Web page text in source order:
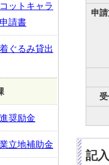
申請
記
ットキャラ
請書
ぐるみ貸出
奨励金
立地補助金